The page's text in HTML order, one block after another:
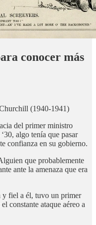
conocer más
(1940-1941)
del primer ministro
algo tenía que pasar
confianza en su gobierno.
que probablemente
ante la amenaza que era
y fiel a él, tuvo un primer
constante ataque aéreo a